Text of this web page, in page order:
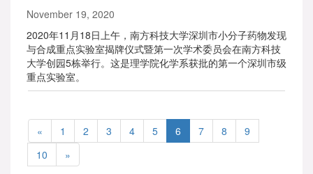
November 19, 2020
2020年11月18日上午，南方科技大学深圳市小分子药物发现
与合成重点实验室揭牌仪式暨第一次学术委员会在南方科技
大学创园5栋举行。这是理学院化学系获批的第一个深圳市级
重点实验室。
« 1 2 3 4 5 6 7 8
9
10
»